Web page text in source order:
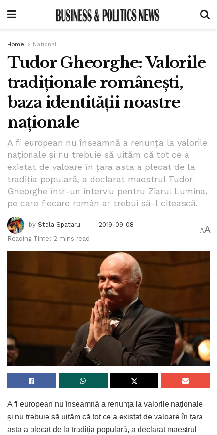
Home National
Tudor Gheorghe: Valorile
tradiționale românești,
baza identității noastre
naționale
A fi european nu înseamnă a renunța la valorile
naționale și nu trebuie să uităm că tot ce a
existat de valoare în țara asta a plecat de la
tradiția populară, a declarat maestrul Tudor
Gheorghe într-un interviu pentru Ziarul Lumina,
pe care fiecare român ar trebui să-l citească.
by Stela Spataru
2019-09-08
Reading Time: 2 mins read
AA
A fi european nu înseamnă a renunța la valorile naționale
și nu trebuie să uităm că tot ce a existat de valoare în țara
asta a plecat de la tradiția populară, a declarat maestrul